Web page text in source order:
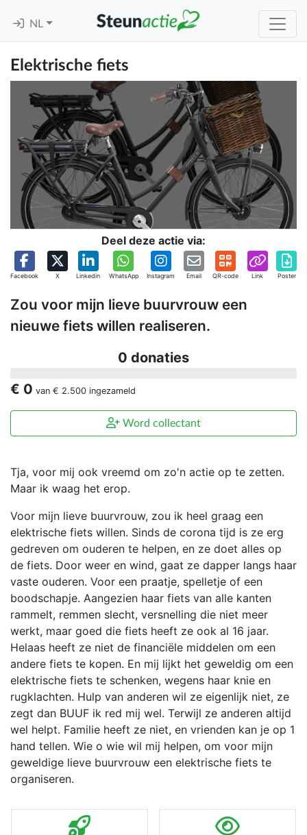
NL
Elektrische fiets
Deel deze actie via:
Facebook X Linkedin WhatsApp Instagram Email QR-code Link Poster
Zou voor mijn lieve buurvrouw een
nieuwe fiets willen realiseren.
0 donaties
€ 0 van € 2.500 ingezameld
Word collectant
Tja, voor mij ook vreemd om zo'n actie op te zetten.
Maar ik waag het erop.
Voor mijn lieve buurvrouw, zou ik heel graag een
elektrische fiets willen. Sinds de corona tijd is ze erg
gedreven om ouderen te helpen, en ze doet alles op
de fiets. Door weer en wind, gaat ze dapper langs haar
vaste ouderen. Voor een praatje, spelletje of een
boodschapje. Aangezien haar fiets van alle kanten
rammelt, remmen slecht, versnelling die niet meer
werkt, maar goed die fiets heeft ze ook al 16 jaar.
Helaas heeft ze niet de financiële middelen om een
andere fiets te kopen. En mij lijkt het geweldig om een
elektrische fiets te schenken, wegens haar knie en
rugklachten. Hulp van anderen wil ze eigenlijk niet, ze
zegt dan BUUF ik red mij wel. Terwijl ze anderen altijd
wel helpt. Familie heeft ze niet, en vrienden kan je op 1
hand tellen. Wie o wie wil mij helpen, om voor mijn
geweldige lieve buurvrouw een elektrische fiets te
organiseren.